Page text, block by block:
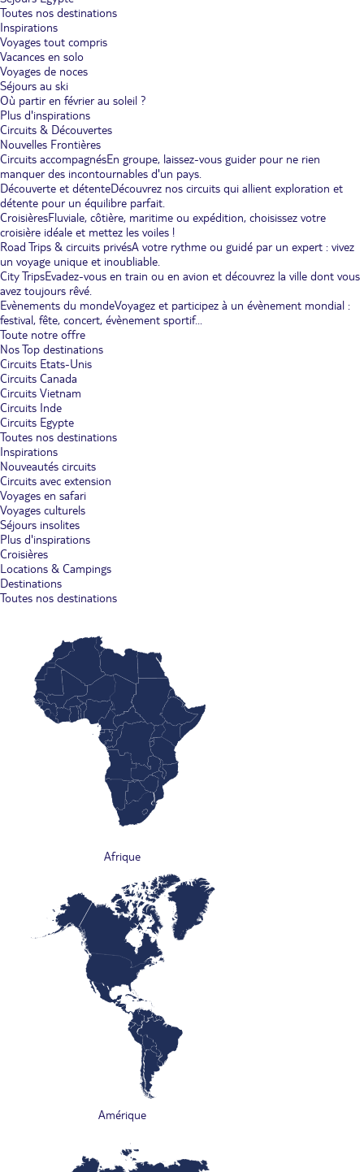
Toutes nos destinations
Inspirations
Voyages tout compris
Vacances en solo
Voyages de noces
Séjours au ski
Où partir en février au soleil ?
Plus d'inspirations
Circuits & Découvertes
Nouvelles Frontières
Circuits accompagnésEn groupe, laissez-vous guider pour ne rien
manquer des incontournables d'un pays.
Découverte et détenteDécouvrez nos circuits qui allient exploration et
détente pour un équilibre parfait.
CroisièresFluviale, côtière, maritime ou expédition, choisissez votre
croisière idéale et mettez les voiles !
Road Trips & circuits privésA votre rythme ou guidé par un expert : vivez
un voyage unique et inoubliable.
City TripsEvadez-vous en train ou en avion et découvrez la ville dont vous
avez toujours rêvé.
Evènements du mondeVoyagez et participez à un évènement mondial :
festival, fête, concert, évènement sportif...
Toute notre offre
Nos Top destinations
Circuits Etats-Unis
Circuits Canada
Circuits Vietnam
Circuits Inde
Circuits Egypte
Toutes nos destinations
Inspirations
Nouveautés circuits
Circuits avec extension
Voyages en safari
Voyages culturels
Séjours insolites
Plus d'inspirations
Croisières
Locations & Campings
Destinations
Toutes nos destinations
Afrique
Amérique